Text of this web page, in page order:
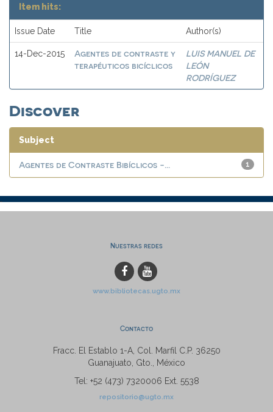
Item hits:
Issue Date Title Author(s)
14-Dec-2015
Agentes de contraste y
terapéuticos bicíclicos
LUIS MANUEL DE
LEÓN
RODRÍGUEZ
Discover
Subject
1
Agentes de Contraste Bibíclicos -...
Nuestras redes
www.bibliotecas.ugto.mx
Contacto
Fracc. El Establo 1-A, Col. Marfil C.P. 36250
Guanajuato, Gto., México
Tel: +52 (473) 7320006 Ext. 5538
repositorio@ugto.mx